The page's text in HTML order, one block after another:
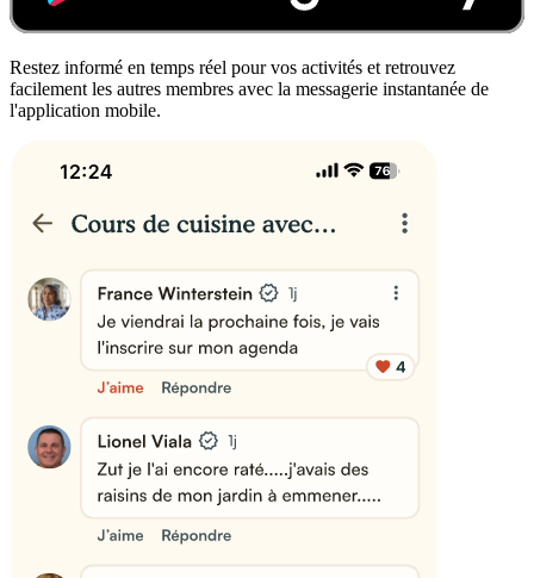
Restez informé en temps réel pour vos activités et retrouvez
facilement les autres membres avec la messagerie instantanée de
l'application mobile.